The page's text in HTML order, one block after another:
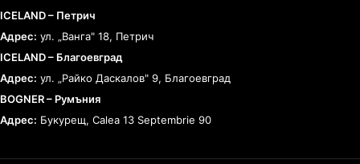
ICELAND – Петрич
Адрес: ул. „Ванга" 18, Петрич
ICELAND – Благоевград
Адрес: ул. „Райко Даскалов" 9, Благоевград
BOGNER – Румъния
Адрес: Букурещ, Calea 13 Septembrie 90